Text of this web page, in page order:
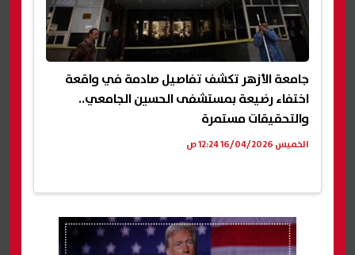
جامعة الأزهر تكشف تفاصيل صادمة في واقعة
اختفاء رضيعة بمستشفى الحسين الجامعي..
والتحقيقات مستمرة
الخميس 16/04/2026 12:24 ص